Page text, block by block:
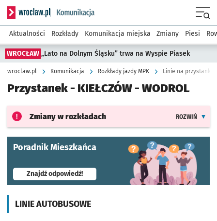
Serwis informacyjny wroclaw.pl podserwis: Komunikacja
Aktualności Rozkłady Komunikacja miejska Zmiany Piesi
WROCŁAW „Lato na Dolnym Śląsku” trwa na Wyspie Piasek
wroclaw.pl Komunikacja Rozkłady jazdy MPK Linie na przystanku
Przystanek - KIEŁCZÓW - WODROL
Zmiany w rozkładach ROZWIŃ
Poradnik Mieszkańca
Znajdź odpowiedź!- otworzy się w nowej karcie
LINIE AUTOBUSOWE